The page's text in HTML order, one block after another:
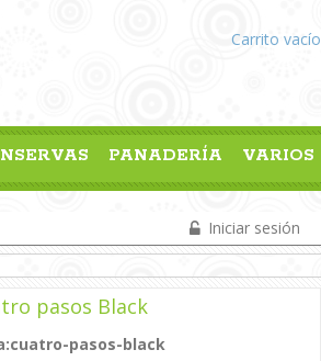
Carrito vacío
PANADERÍA VARIOS
Iniciar sesión
pasos Black
cuatro-pasos-black